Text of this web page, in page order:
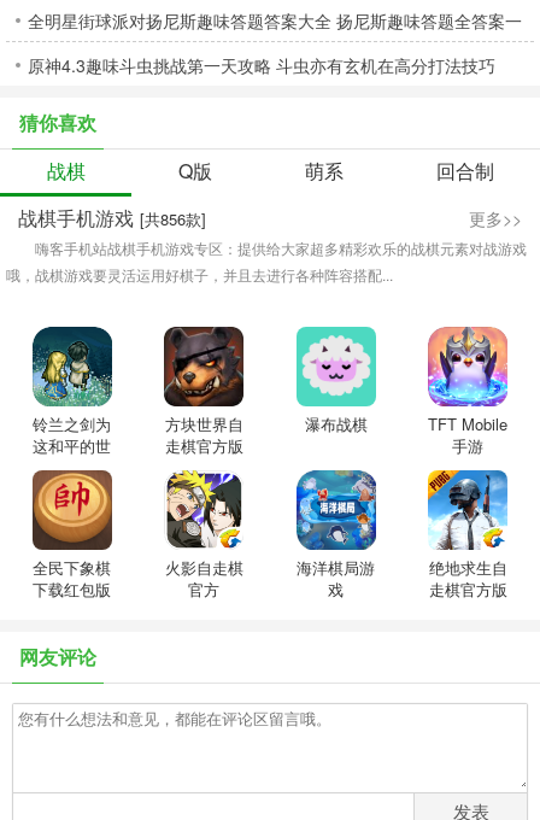
全明星街球派对扬尼斯趣味答题答案大全 扬尼斯趣味答题全答案一
览
原神4.3趣味斗虫挑战第一天攻略 斗虫亦有玄机在高分打法技巧
猜你喜欢
战棋
Q版 萌系
回合制
战棋手机游戏 [共856款] 更多>>
嗨客手机站战棋手机游戏专区：提供给大家超多精彩欢乐的战棋元素对战游戏
哦，战棋游戏要灵活运用好棋子，并且去进行各种阵容搭配...
铃兰之剑为
这和平的世
界官方版
方块世界自
走棋官方版
瀑布战棋
TFT Mobile
手游
全民下象棋
下载红包版
火影自走棋
官方
海洋棋局游
戏
绝地求生自
走棋官方版
网友评论
发表